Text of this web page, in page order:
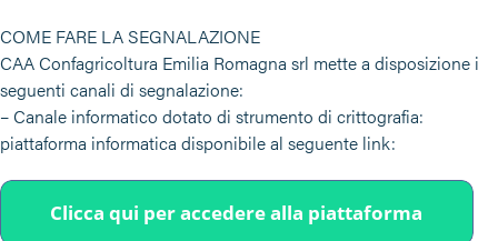
COME FARE LA SEGNALAZIONE
CAA Confagricoltura Emilia Romagna srl mette a disposizione i
seguenti canali di segnalazione:
– Canale informatico dotato di strumento di crittografia:
piattaforma informatica disponibile al seguente link: